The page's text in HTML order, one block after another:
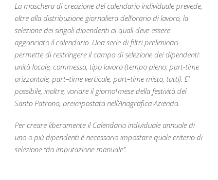
La maschera di creazione del calendario individuale prevede,
oltre alla distribuzione giornaliera dell’orario di lavoro, la
selezione dei singoli dipendenti ai quali deve essere
agganciato il calendario. Una serie di filtri preliminari
permette di restringere il campo di selezione dei dipendenti:
unità locale, commessa, tipo lavoro (tempo pieno, part-time
orizzontale, part–time verticale, part–time misto, tutti). E’
possibile, inoltre, variare il giorno\mese della festività del
Santo Patrono, preimpostata nell’Anagrafica Azienda.
Per creare liberamente il Calendario individuale annuale di
uno o più dipendenti è necessario impostare quale criterio di
selezione “da imputazione manuale”.